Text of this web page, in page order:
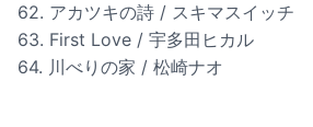
62. アカツキの詩 / スキマスイッチ
63. First Love / 宇多田ヒカル
64. 川べりの家 / 松崎ナオ